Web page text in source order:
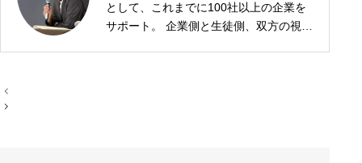
として、これまでに100社以上の企業を
サポート。 企業側と生徒側、双方の視点
投
稿